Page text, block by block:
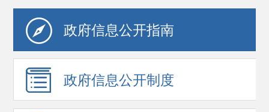
政府信息公开指南
政府信息公开制度